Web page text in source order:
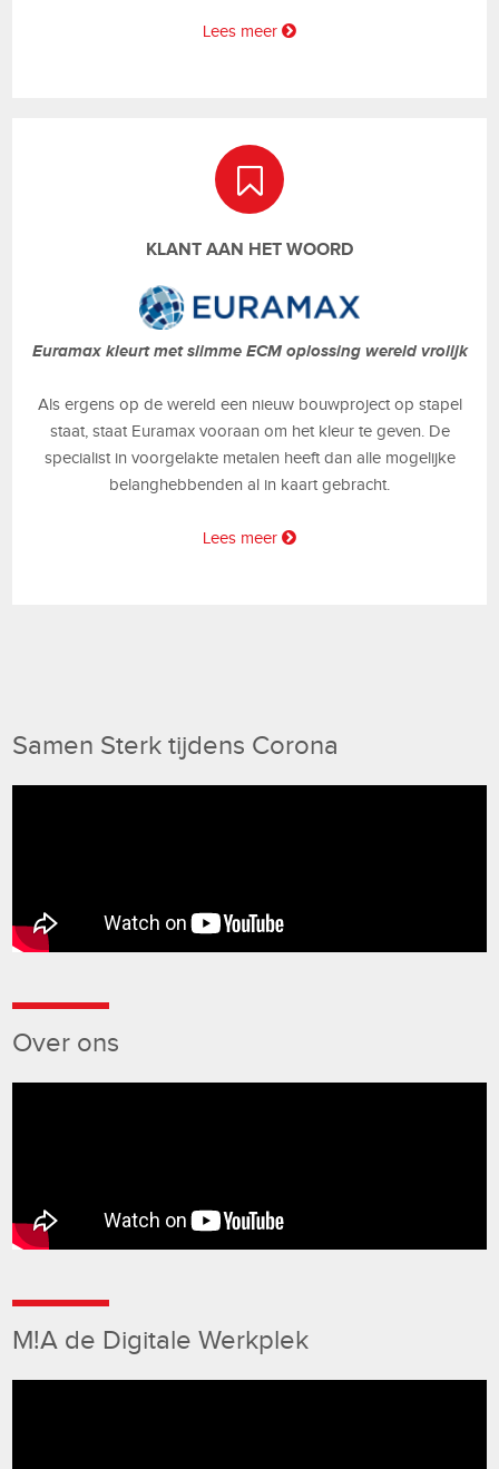
Lees meer
KLANT AAN HET WOORD
Euramax kleurt met slimme ECM oplossing wereld vrolijk
Als ergens op de wereld een nieuw bouwproject op stapel
staat, staat Euramax vooraan om het kleur te geven. De
specialist in voorgelakte metalen heeft dan alle mogelijke
belanghebbenden al in kaart gebracht.
Lees meer
Samen Sterk tijdens Corona
Over ons
M!A de Digitale Werkplek